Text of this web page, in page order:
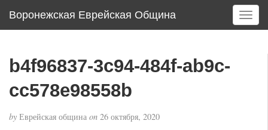
Воронежская Еврейская Община
T
o
b4f96837-3c94-484f-ab9c-
cc578e98558b
by Еврейская община on 26 октября, 2020